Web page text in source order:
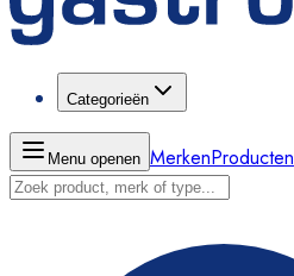
Categorieën
Menu openen MerkenProducten